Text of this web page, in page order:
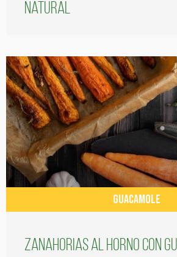
natural
GUACAMOLE
Zanahorias al horno con